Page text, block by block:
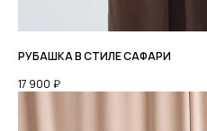
РУБАШКА В СТИЛЕ САФАРИ
17 900 ₽
+7 952 771 85 89
КАТАЛОГ О БРЕНДЕ